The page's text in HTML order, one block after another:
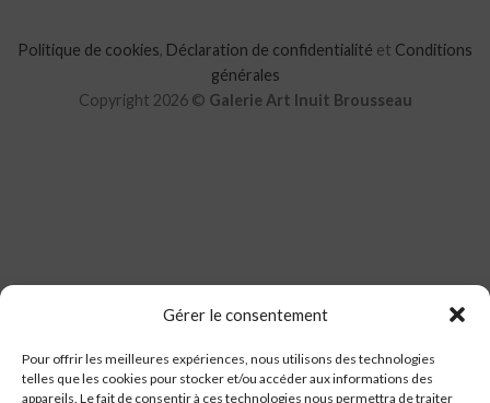
Gérer le consentement
Pour offrir les meilleures expériences, nous utilisons des technologies
telles que les cookies pour stocker et/ou accéder aux informations des
appareils. Le fait de consentir à ces technologies nous permettra de traiter
Politique de cookies, Déclaration de confidentialité et Conditions
générales
Copyright 2026 © Galerie Art Inuit Brousseau